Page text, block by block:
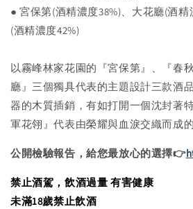
● 宮保第(酒精濃度38%)、大花廳(酒
(酒精濃度42%)
以霧峰林家花園的『宮保第』、『春
廳』三個獨具代表的主題設計三款酒
器的木質插銷，有如打開一個沈封著
軍花翎』代表由榮耀與血淚交織而成的
公開檢驗報告，給您最放心的選擇👉
禁止酒駕，飲酒過量 有害健康
未滿18歲禁止飲酒